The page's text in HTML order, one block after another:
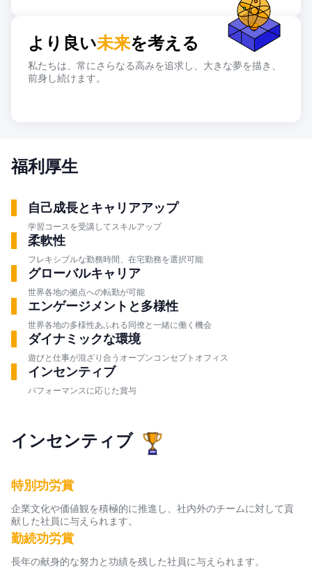
より良い未来を考える
私たちは、常にさらなる高みを追求し、大きな夢を描き、
前身し続けます。
福利厚生
自己成長とキャリアアップ
学習コースを受講してスキルアップ
柔軟性
フレキシブルな勤務時間、在宅勤務を選択可能
グローバルキャリア
世界各地の拠点への転勤が可能
エンゲージメントと多様性
世界各地の多様性あふれる同僚と一緒に働く機会
ダイナミックな環境
遊びと仕事が混ざり合うオープンコンセプトオフィス
インセンティブ
パフォーマンスに応じた賞与
インセンティブ
特別功労賞
企業文化や価値観を積極的に推進し、社内外のチームに対して貢
献した社員に与えられます。
勤続功労賞
長年の献身的な努力と功績を残した社員に与えられます。